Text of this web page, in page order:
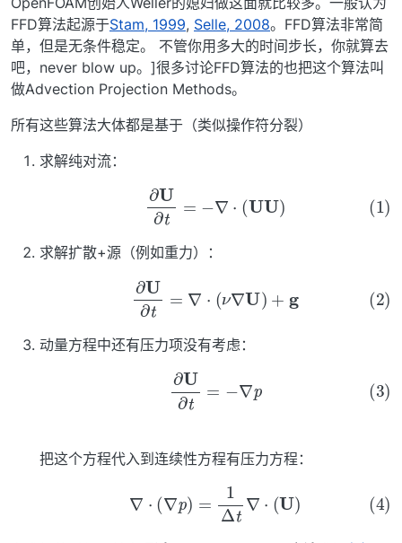
FFD算法起源于Stam, 1999, Selle, 2008。FFD算法非常简
单，但是无条件稳定。 不管你用多大的时间步长，你就算去
吧，never blow up。]很多讨论FFD算法的也把这个算法叫
做Advection Projection Methods。
所有这些算法大体都是基于（类似操作符分裂）
求解纯对流：
(1)∂U ∂t =− ∇⋅(UU
求解扩散+源（例如重力）：
(2)∂U ∂t = ∇⋅(ν∇ U )+
动量方程中还有压力项没有考虑：
(3)∂U ∂t =−∇
把这个方程代入到连续性方程有压力方程：
(4)∇⋅(∇ p) =1Δt ∇⋅(U
(1)